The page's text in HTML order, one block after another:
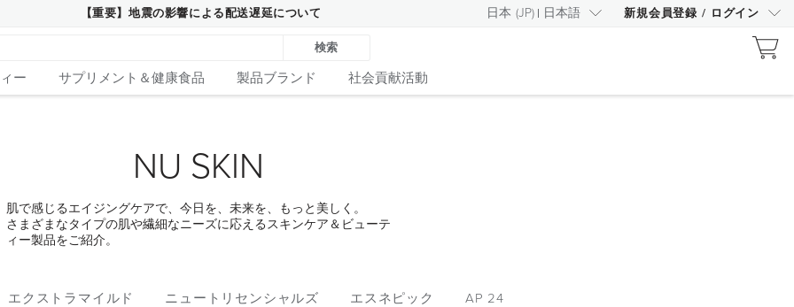
【重要】地震の影響による配送遅延について 日本 (JP) 日本語 新規会員登録 / ログイン
検索
ー サプリメント＆健康食品 製品ブランド 社会貢献活動
NU SKIN
肌で感じるエイジングケアで、今日を、未来を、もっと美しく。
さまざまなタイプの肌や繊細なニーズに応えるスキンケア＆ビューテ
ィー製品をご紹介。
エクストラマイルド ニュートリセンシャルズ エスネピック
AP 24